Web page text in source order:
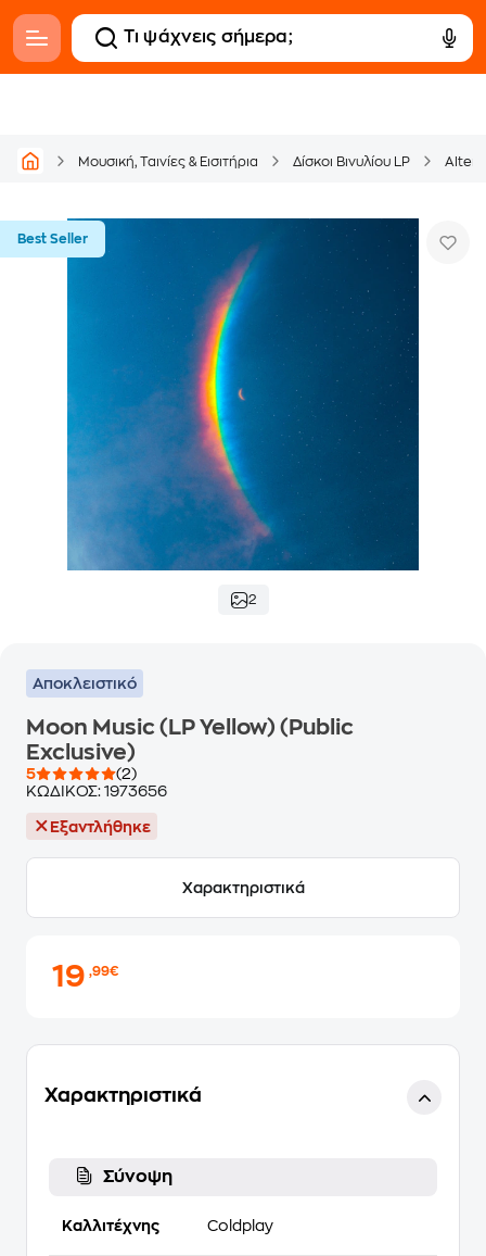
Μουσική, Ταινίες & Εισιτήρια Δίσκοι Βινυλίου LP
Best Seller
2
Αποκλειστικό
Moon Music (LP Yellow) (Public
Exclusive)
5
(2)
ΚΩΔΙΚΟΣ: 1973656
Εξαντλήθηκε
Χαρακτηριστικά
19,99€
Χαρακτηριστικά
Σύνοψη
Καλλιτέχνης Coldplay